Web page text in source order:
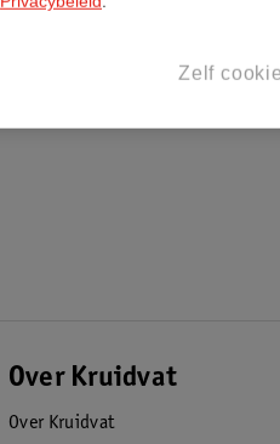
Over Kruidvat
Over Kruidvat
Zelf